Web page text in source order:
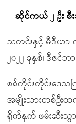
ဆိုင်ကယ် ၂ ဦး စီ
သတင်းနှင့် မီဒီယာ
၂၀၂၂ ခုနှစ်၊ ဒီဇင်
စစ်ကိုင်းတိုင်းဒေသ
အမျိုးသားတစ်ဦး
ရိုက်နှက် ဖမ်းဆီးသွ